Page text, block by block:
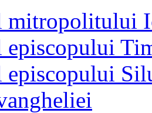
mitropolitului
episcopului
episcopului